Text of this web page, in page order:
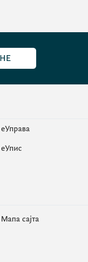
НЕ
еУправа
eУпис
Мапа сајта